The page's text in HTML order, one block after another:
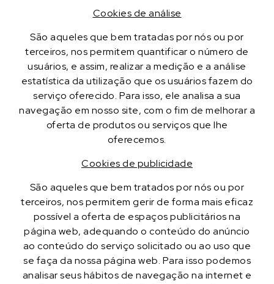
Cookies de análise
São aqueles que bem tratadas por nós ou por
terceiros, nos permitem quantificar o número de
usuários, e assim, realizar a medição e a análise
estatística da utilização que os usuários fazem do
serviço oferecido. Para isso, ele analisa a sua
navegação em nosso site, com o fim de melhorar a
oferta de produtos ou serviços que lhe
oferecemos.
Cookies de publicidade
São aqueles que bem tratados por nós ou por
terceiros, nos permitem gerir de forma mais eficaz
possível a oferta de espaços publicitários na
página web, adequando o conteúdo do anúncio
ao conteúdo do serviço solicitado ou ao uso que
se faça da nossa página web. Para isso podemos
analisar seus hábitos de navegação na internet e